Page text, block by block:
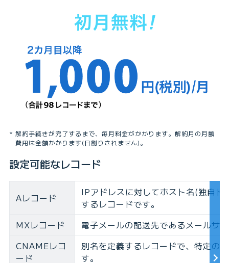
解約手続きが完了するまで、毎月料金がかかります。解約月の月額
費用は全額かかります(日割りされません)。
設定可能なレコード
Aレコード
IPアドレスに対してホスト名(独自
するレコードです。
MXレコード
電子メールの配送先であるメールサ
CNAMEレコ
ード
別名を定義するレコードで、特定の
す。